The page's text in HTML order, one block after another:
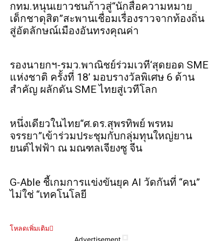
กทม.หนุนเยาวชนก้าวสู่“นักสื่อความหมาย
เด็กชาดุสิต”สะพานเชื่อมเรื่องราวจากท้องถิ่น
สู่อัตลักษณ์เมืองอันทรงคุณค่า
รองนายกฯ-รมว.พาณิชย์ร่วมเวที‘สุดยอด SME
แห่งชาติ ครั้งที่ 18’ มอบรางวัลพิเศษ 6 ด้าน
สำคัญ ผลักดัน SME ไทยสู่เวทีโลก
หนึ่งเดียวในไทย“ศ.ดร.สุพรทิพย์ พรหม
จรรยา”เข้าร่วมประชุมกับกลุ่มทุนใหญ่ยาน
ยนต์ไฟฟ้า ณ มณฑลเจียงซู จีน
G-Able ชี้เกมการแข่งขันยุค AI วัดกันที่ “คน”
ไม่ใช่ “เทคโนโลยี
โหลดเพิ่มเติม
Advertisement